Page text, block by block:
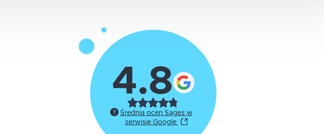
4.8
Średnia ocen Sages w
serwisie Google